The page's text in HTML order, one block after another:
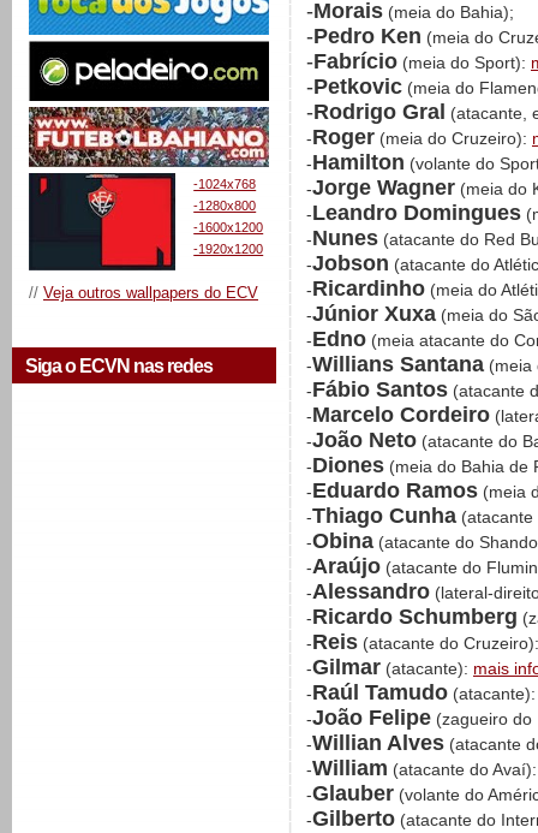
-1024x768
-1280x800
-1600x1200
-1920x1200
// Veja outros wallpapers do ECV
Siga o ECVN nas redes
-Morais (meia do Bahia);
-Pedro Ken (meia do
-Fabrício (meia do Sport):
-Petkovic (meia do
-Rodrigo Gral (atacante,
-Roger (meia do Cruzeiro):
-Hamilton (volante do
-Jorge Wagner (meia do
-Leandro Domingues
-Nunes (atacante do Red
-Jobson (atacante do
-Ricardinho (meia do
-Júnior Xuxa (meia do
-Edno (meia atacante do
-Willians Santana (meia
-Fábio Santos (atacante
-Marcelo Cordeiro
-João Neto (atacante do
-Diones (meia do Bahia de
-Eduardo Ramos (meia
-Thiago Cunha (atacante
-Obina (atacante do
-Araújo (atacante do
-Alessandro (lateral-
-Ricardo Schumberg
-Reis (atacante do
-Gilmar (atacante): mais
-Raúl Tamudo
-João Felipe (zagueiro
-Willian Alves (atacante
-William (atacante do
-Glauber (volante do
-Gilberto (atacante do